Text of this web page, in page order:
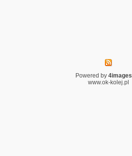
Powered by 4images
www.ok-kolej.pl